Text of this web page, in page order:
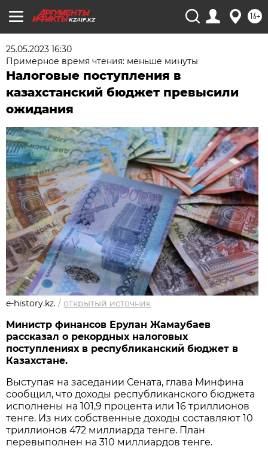
KZAIF.KZ 16+
25.05.2023 16:30
Примерное время чтения: меньше минуты
Налоговые поступления в
казахстанский бюджет превысили
ожидания
e-history.kz. /открытый источник
Министр финансов Ерулан Жамаубаев
рассказал о рекордных налоговых
поступлениях в республиканский бюджет в
Казахстане.
Выступая на заседании Сената, глава Минфина
сообщил, что доходы республиканского бюджета
исполнены на 101,9 процента или 16 триллионов
тенге. Из них собственные доходы составляют 10
триллионов 472 миллиарда тенге. План
перевыполнен на 310 миллиардов тенге.